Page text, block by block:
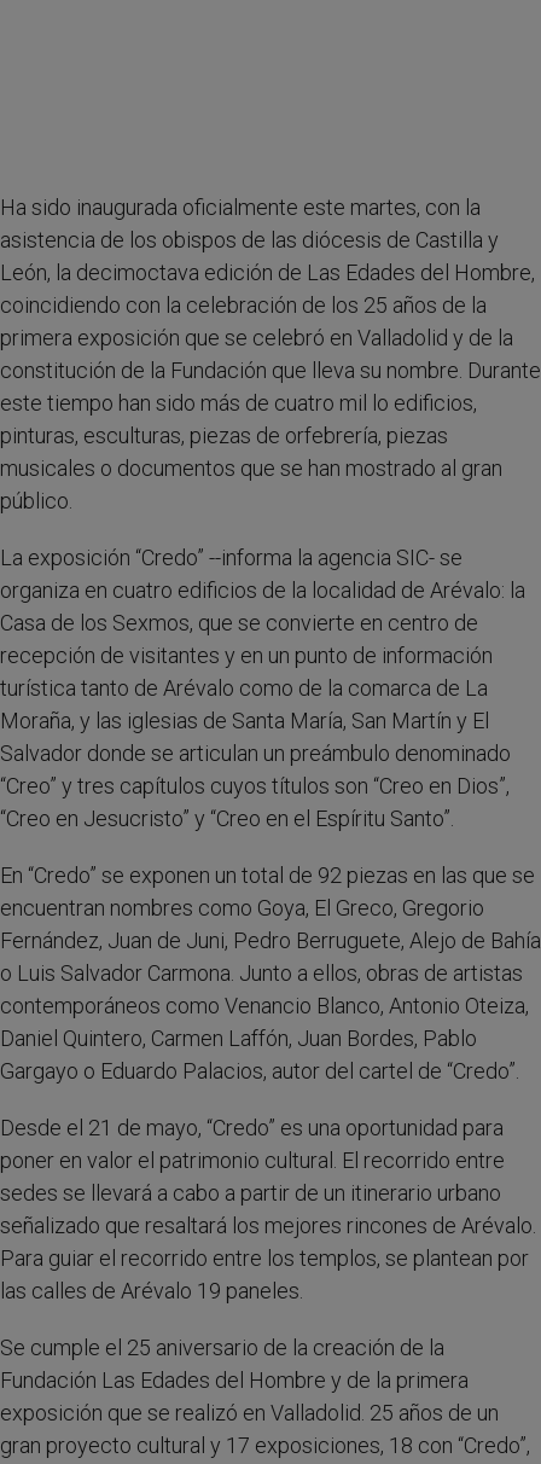
Ha sido inaugurada oficialmente este martes, con la
asistencia de los obispos de las diócesis de Castilla y
León, la decimoctava edición de Las Edades del Hombre,
coincidiendo con la celebración de los 25 años de la
primera exposición que se celebró en Valladolid y de la
constitución de la Fundación que lleva su nombre. Durante
este tiempo han sido más de cuatro mil lo edificios,
pinturas, esculturas, piezas de orfebrería, piezas
musicales o documentos que se han mostrado al gran
público.
La exposición “Credo” --informa la agencia SIC- se
organiza en cuatro edificios de la localidad de Arévalo: la
Casa de los Sexmos, que se convierte en centro de
recepción de visitantes y en un punto de información
turística tanto de Arévalo como de la comarca de La
Moraña, y las iglesias de Santa María, San Martín y El
Salvador donde se articulan un preámbulo denominado
“Creo” y tres capítulos cuyos títulos son “Creo en Dios”,
“Creo en Jesucristo” y “Creo en el Espíritu Santo”.
En “Credo” se exponen un total de 92 piezas en las que se
encuentran nombres como Goya, El Greco, Gregorio
Fernández, Juan de Juni, Pedro Berruguete, Alejo de Bahía
o Luis Salvador Carmona. Junto a ellos, obras de artistas
contemporáneos como Venancio Blanco, Antonio Oteiza,
Daniel Quintero, Carmen Laffón, Juan Bordes, Pablo
Gargayo o Eduardo Palacios, autor del cartel de “Credo”.
Desde el 21 de mayo, “Credo” es una oportunidad para
poner en valor el patrimonio cultural. El recorrido entre
sedes se llevará a cabo a partir de un itinerario urbano
señalizado que resaltará los mejores rincones de Arévalo.
Para guiar el recorrido entre los templos, se plantean por
las calles de Arévalo 19 paneles.
Se cumple el 25 aniversario de la creación de la
Fundación Las Edades del Hombre y de la primera
exposición que se realizó en Valladolid. 25 años de un
gran proyecto cultural y 17 exposiciones, 18 con “Credo”,